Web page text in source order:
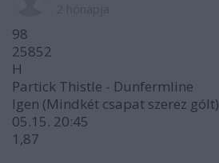
98
25852
H
Partick Thistle - Dunfermline
Igen (Mindkét csapat szerez gólt)
05.15. 20:45
1,87